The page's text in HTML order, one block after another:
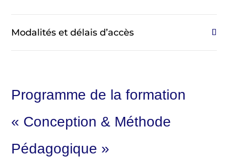
Modalités et délais d’accès
Programme de la formation
« Conception & Méthode
Pédagogique »